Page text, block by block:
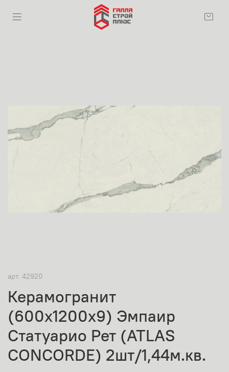
арт. 42920
Керамогранит
(600х1200х9) Эмпаир
Статуарио Рет (ATLAS
CONCORDE) 2шт/1,44м.кв.